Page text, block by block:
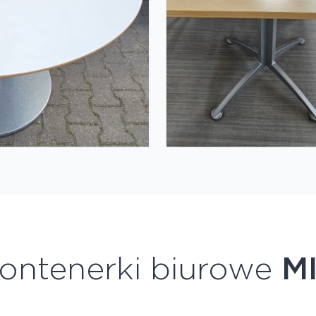
biurowe